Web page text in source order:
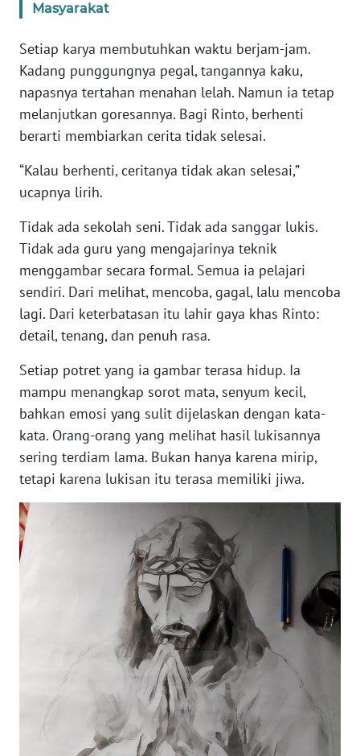
Masyarakat
Setiap karya membutuhkan waktu berjam-jam.
Kadang punggungnya pegal, tangannya kaku,
napasnya tertahan menahan lelah. Namun ia tetap
melanjutkan goresannya. Bagi Rinto, berhenti
berarti membiarkan cerita tidak selesai.
“Kalau berhenti, ceritanya tidak akan selesai,”
ucapnya lirih.
Tidak ada sekolah seni. Tidak ada sanggar lukis.
Tidak ada guru yang mengajarinya teknik
menggambar secara formal. Semua ia pelajari
sendiri. Dari melihat, mencoba, gagal, lalu mencoba
lagi. Dari keterbatasan itu lahir gaya khas Rinto:
detail, tenang, dan penuh rasa.
Setiap potret yang ia gambar terasa hidup. Ia
mampu menangkap sorot mata, senyum kecil,
bahkan emosi yang sulit dijelaskan dengan kata-
kata. Orang-orang yang melihat hasil lukisannya
sering terdiam lama. Bukan hanya karena mirip,
tetapi karena lukisan itu terasa memiliki jiwa.
WN
WN
JATENG
WN
WN
WN
JATIM
WN
BALI
WN
KALBAR
WN
KALTENG
GORONTALO